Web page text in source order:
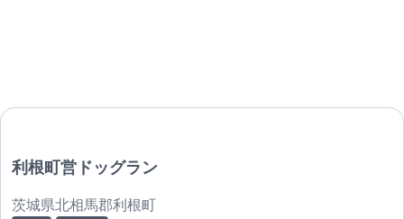
利根町営ドッグラン
茨城県北相馬郡利根町